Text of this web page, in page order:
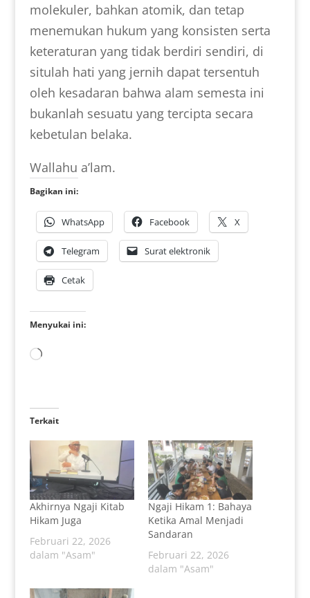
molekuler, bahkan atomik, dan tetap
menemukan hukum yang konsisten serta
keteraturan yang tidak berdiri sendiri, di
situlah hati yang jernih dapat tersentuh
oleh kesadaran bahwa alam semesta ini
bukanlah sesuatu yang tercipta secara
kebetulan belaka.
Wallahu a’lam.
Bagikan ini:
WhatsApp Facebook X
Telegram Surat elektronik
Cetak
Menyukai ini:
Memuat...
Terkait
Akhirnya Ngaji Kitab
Hikam Juga
Februari 22, 2026
dalam "Asam"
Ngaji Hikam 1: Bahaya
Ketika Amal Menjadi
Sandaran
Februari 22, 2026
dalam "Asam"